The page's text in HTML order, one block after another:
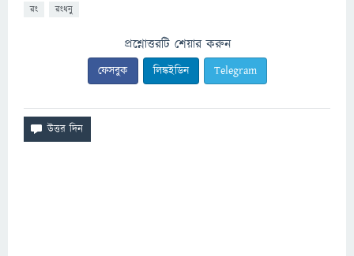
রং রংধনু
প্রশ্নোত্তরটি শেয়ার করুন
ফেসবুক লিঙ্কইডিন Telegram